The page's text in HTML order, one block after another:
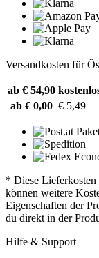
Versandkosten für
ab € 54,90
ab € 0,00 € 5,49
* Diese Lieferkosten
können weitere
Eigenschaften der
du direkt in der
Hilfe & Support